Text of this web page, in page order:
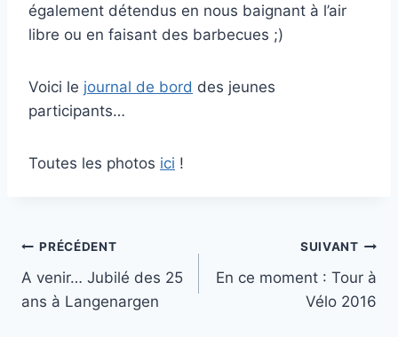
également détendus en nous baignant à l’air
libre ou en faisant des barbecues ;)
Voici le journal de bord des jeunes
participants…
Toutes les photos ici !
Navigation
de
PRÉCÉDENT
A venir… Jubilé des 25
ans à Langenargen
SUIVANT
En ce moment : Tour à
Vélo 2016